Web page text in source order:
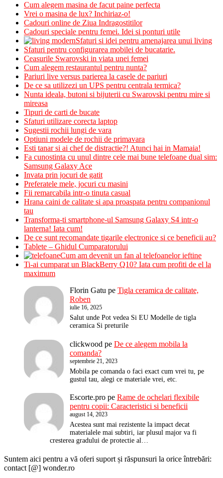
Cum alegem masina de facut paine perfecta
Vrei o masina de lux? Inchiriaz-o!
Cadouri online de Ziua Indragostitilor
Cadouri speciale pentru femei. Idei si ponturi utile
Sfaturi si idei pentru amenajarea unui living
Sfaturi pentru configurarea mobilei de bucatarie.
Ceasurile Swarovski in viata unei femei
Cum alegem restaurantul pentru nunta?
Pariuri live versus parierea la casele de pariuri
De ce sa utilizezi un UPS pentru centrala termica?
Nunta ideala, butoni si bijuterii cu Swarovski pentru mire si
mireasa
Tipuri de carti de bucate
Sfaturi utilizare corecta laptop
Sugestii rochii lungi de vara
Optiuni modele de rochii de primavara
Esti tanar si ai chef de distractie?! Atunci hai in Mamaia!
Fa cunostinta cu unul dintre cele mai bune telefoane dual sim:
Samsung Galaxy Ace
Invata prin jocuri de gatit
Preferatele mele, jocuri cu masini
Fii remarcabila intr-o tinuta casual
Hrana caini de calitate si apa proaspata pentru companionul
tau
Transforma-ti smartphone-ul Samsung Galaxy S4 intr-o
lanterna! Iata cum!
De ce sunt recomandate tigarile electronice si ce beneficii au?
Tablete – Ghidul Cumparatorului
Cum am devenit un fan al telefoanelor ieftine
Ti-ai cumparat un BlackBerry Q10? Iata cum profiti de el la
maximum
Florin Gatu pe Tigla ceramica de calitate,
Roben
iulie 16, 2025
Salut unde Pot vedea Si EU Modelle de tigla
ceramica Si preturile
clickwood pe De ce alegem mobila la
comanda?
septembrie 21, 2023
Mobila pe comanda o faci exact cum vrei tu, pe
gustul tau, alegi ce materiale vrei, etc.
Escorte.pro pe Rame de ochelari flexibile
pentru copii: Caracteristici si beneficii
august 14, 2023
Acestea sunt mai rezistente la impact decat
materialele mai subtiri, iar plusul major va fi
cresterea gradului de protectie al…
Suntem aici pentru a vă oferi suport și răspunsuri la orice întrebări:
contact [@] wonder.ro